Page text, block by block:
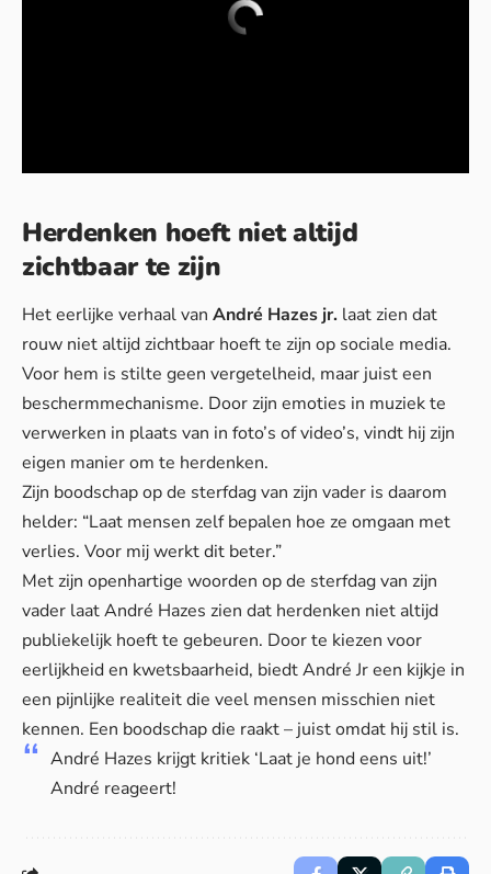
Herdenken hoeft niet altijd
zichtbaar te zijn
Het eerlijke verhaal van André Hazes jr. laat zien dat
rouw niet altijd zichtbaar hoeft te zijn op sociale media.
Voor hem is stilte geen vergetelheid, maar juist een
beschermmechanisme. Door zijn emoties in muziek te
verwerken in plaats van in foto’s of video’s, vindt hij zijn
eigen manier om te herdenken.
Zijn boodschap op de sterfdag van zijn vader is daarom
helder: “Laat mensen zelf bepalen hoe ze omgaan met
verlies. Voor mij werkt dit beter.”
Met zijn openhartige woorden op de sterfdag van zijn
vader laat André Hazes zien dat herdenken niet altijd
publiekelijk hoeft te gebeuren. Door te kiezen voor
eerlijkheid en kwetsbaarheid, biedt André Jr een kijkje in
een pijnlijke realiteit die veel mensen misschien niet
kennen. Een boodschap die raakt – juist omdat hij stil is.
André Hazes krijgt kritiek ‘Laat je hond eens uit!’
André reageert!